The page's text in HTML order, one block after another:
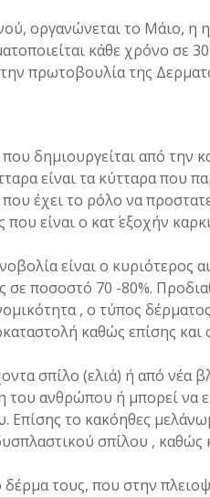
οργανώνεται το Μάιο, η
κάθε χρόνο σε
πρωτοβουλία της
δημιουργείται από την
είναι τα κύτταρα που
έχει το ρόλο να
είναι ο κατ΄ εξοχήν
είναι o κυριότερος
σε ποσοστό 70 -80%.
, ο τύπος
καθώς επίσης και
σπίλο (ελιά) ή από νέα
του ανθρώπου ή μπορεί να
Επίσης το κακόηθες
σπίλου , καθώς
τους, που στην